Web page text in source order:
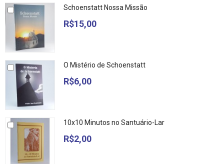
Schoenstatt Nossa Missão
R$15,00
O Mistério de Schoenstatt
R$6,00
10x10 Minutos no Santuário-Lar
R$2,00